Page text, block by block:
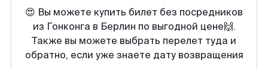
😍 Вы можете купить билет без посредников
из Гонконга в Берлин по выгодной цене🙌.
Также вы можете выбрать перелет туда и
обратно, если уже знаете дату возвращения